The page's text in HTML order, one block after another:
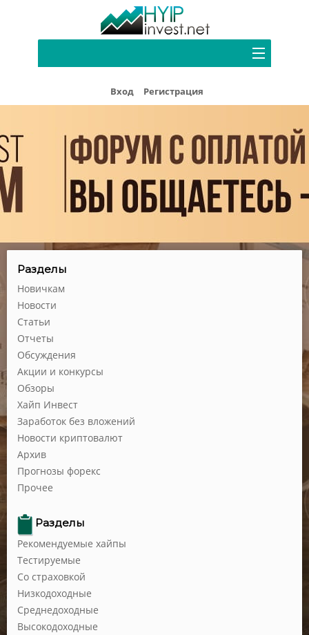
Рефбек
Реклама
Вход Регистрация
Разделы
Новичкам
Новости
Статьи
Отчеты
Обсуждения
Акции и конкурсы
Обзоры
Хайп Инвест
Заработок без вложений
Новости криптовалют
Архив
Прогнозы форекс
Прочее
Разделы
Рекомендуемые хайпы
Тестируемые
Со страховкой
Низкодоходные
Среднедоходные
Высокодоходные